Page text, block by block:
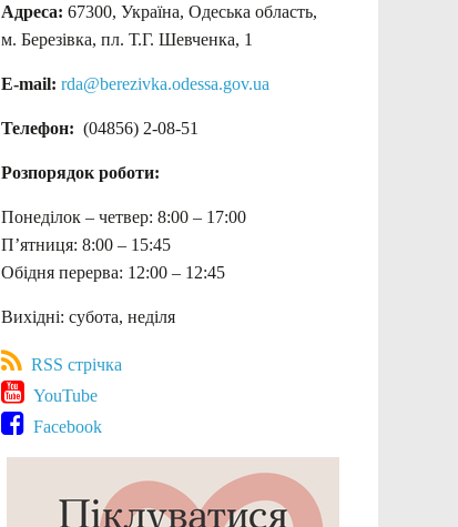
Адреса: 67300, Україна, Одеська область,
м. Березівка, пл. Т.Г. Шевченка, 1
E-mail: rda@berezivka.odessa.gov.ua
Телефон: (04856) 2-08-51
Розпорядок роботи:
Понеділок – четвер: 8:00 – 17:00
П’ятниця: 8:00 – 15:45
Обідня перерва: 12:00 – 12:45
Вихідні: субота, неділя
RSS стрічка
YouTube
Facebook